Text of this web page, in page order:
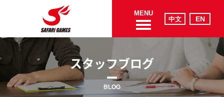
MENU
スタッフブログ
BLOG